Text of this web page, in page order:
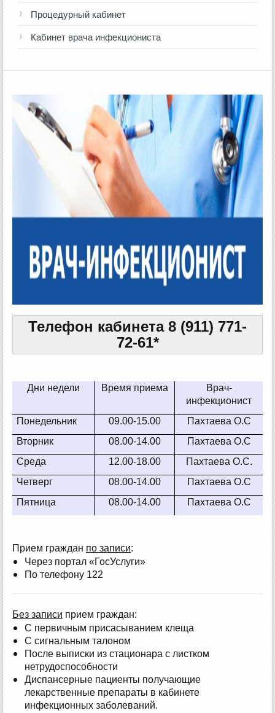
Процедурный кабинет
Кабинет врача инфекциониста
Телефон кабинета 8 (911) 771-
72-61*
Дни недели Время приема
Врач-
инфекционист
Понедельник
09.00-15.00
Пахтаева О.С
Вторник
08.00-14.00
Пахтаева О.С
Среда
12.00-18.00
Пахтаева О.С.
Четверг
08.00-14.00
Пахтаева О.С
Пятница
08.00-14.00 Пахтаева О.С
Прием граждан по записи:
Через портал «ГосУслуги»
По телефону 122
Без записи прием граждан:
С первичным присасыванием клеща
С сигнальным талоном
После выписки из стационара с листком
нетрудоспособности
Диспансерные пациенты получающие
лекарственные препараты в кабинете
инфекционных заболеваний.